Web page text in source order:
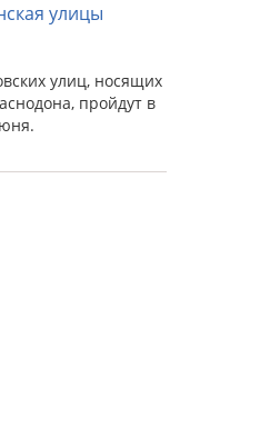
улицы
улиц, носящих
пройдут в